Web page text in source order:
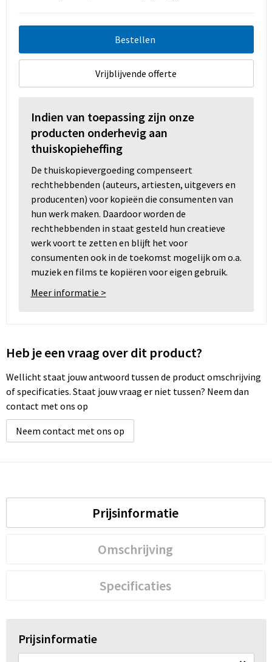
Bestellen
Vrijblijvende offerte
Indien van toepassing zijn onze
producten onderhevig aan
thuiskopieheffing
De thuiskopievergoeding compenseert
rechthebbenden (auteurs, artiesten, uitgevers en
producenten) voor kopieën die consumenten van
hun werk maken. Daardoor worden de
rechthebbenden in staat gesteld hun creatieve
werk voort te zetten en blijft het voor
consumenten ook in de toekomst mogelijk om o.a.
muziek en films te kopiëren voor eigen gebruik.
Meer informatie >
Heb je een vraag over dit product?
Wellicht staat jouw antwoord tussen de product omschrijving
of specificaties. Staat jouw vraag er niet tussen? Neem dan
contact met ons op
Neem contact met ons op
Prijsinformatie
Omschrijving
Specificaties
Prijsinformatie